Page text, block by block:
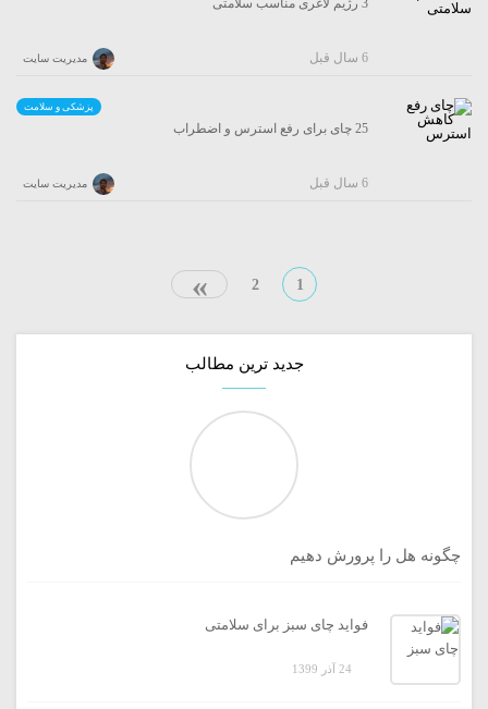
3 رژیم لاغری مناسب سلامتی
مدیریت سایت 6 سال قبل
پزشکی و سلامت
25 چای برای رفع استرس و اضطراب
مدیریت سایت 6 سال قبل
1
2
»
جدید ترین مطالب
چگونه هل را پرورش دهیم
فواید چای سبز برای سلامتی
24 آذر 1399